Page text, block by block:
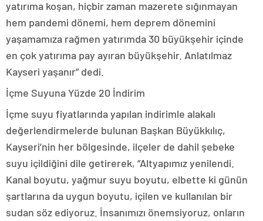
yatırıma koşan, hiçbir zaman mazerete sığınmayan
hem pandemi dönemi, hem deprem dönemini
yaşamamıza rağmen yatırımda 30 büyükşehir içinde
en çok yatırıma pay ayıran büyükşehir. Anlatılmaz
Kayseri yaşanır” dedi.
İçme Suyuna Yüzde 20 İndirim
İçme suyu fiyatlarında yapılan indirimle alakalı
değerlendirmelerde bulunan Başkan Büyükkılıç,
Kayseri’nin her bölgesinde, ilçeler de dahil şebeke
suyu içildiğini dile getirerek, “Altyapımız yenilendi.
Kanal boyutu, yağmur suyu boyutu, elbette ki günün
şartlarına da uygun boyutu, içilen ve kullanılan bir
sudan söz ediyoruz. İnsanımızı önemsiyoruz, onların